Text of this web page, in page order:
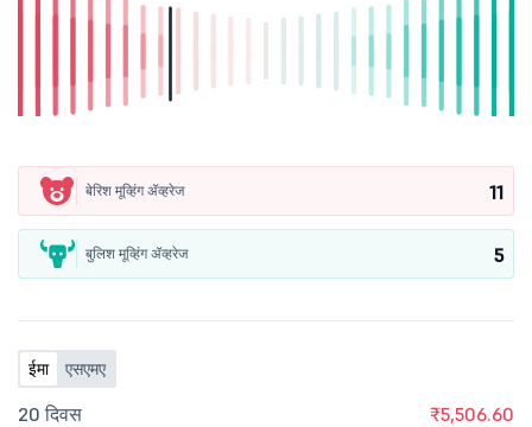
बेरिश मूव्हिंग ॲव्हरेज 11
बुलिश मूव्हिंग ॲव्हरेज 5
ईमा एसएमए
20 दिवस ₹5,506.60